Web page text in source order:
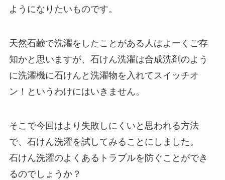
ようになりたいものです。
天然石鹸で洗濯をしたことがある人はよーくご存
知かと思いますが、石けん洗濯は合成洗剤のよう
に洗濯機に石けんと洗濯物を入れてスイッチオ
ン！というわけにはいきません。
そこで今回はより失敗しにくいと思われる方法
で、石けん洗濯を試してみることにしました。
石けん洗濯のよくあるトラブルを防ぐことができ
るのでしょうか？